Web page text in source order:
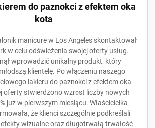
do paznokci z efektem oka
kota
manicure w Los Angeles skontaktował
w celu odświeżenia swojej oferty usług.
wprowadzić unikalny produkt, który
klientelę. Po włączeniu naszego
lakieru do paznokci z efektem oka
oferty stwierdzono wzrost liczby nowych
już w pierwszym miesiącu. Właścicielka
że klienci szczególnie podkreślali
wizualne oraz długotrwałą trwałość